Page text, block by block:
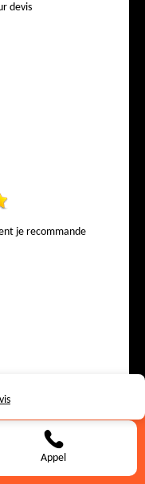
Appel
devis
je recommande